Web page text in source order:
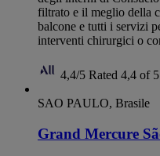
filtrato e il meglio della
balcone e tutti i servizi
interventi chirurgici o
4,4/5 Rated 4,4 of 5
SAO PAULO, Brasile
Grand Mercure